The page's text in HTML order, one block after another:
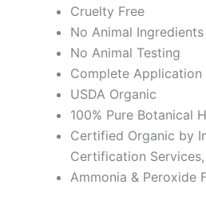
quantidade
Cruelty Free
No Animal Ingredients
No Animal Testing
Complete Application
USDA Organic
100% Pure Botanical
Certified Organic by
Certification Services,
Ammonia & Peroxide